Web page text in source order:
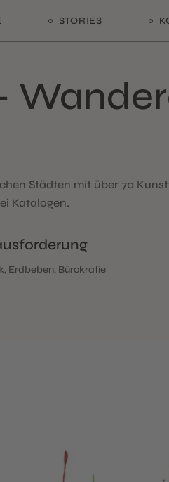
STORIES
Städten mit über 70
Katalogen.
Erdbeben, Bürokratie